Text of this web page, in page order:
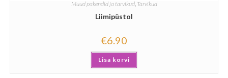
Muud pakendid ja tarvikud, Tarvikud
Liimipüstol
€6.90
Lisa korvi